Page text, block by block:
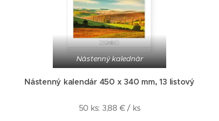
Nástenný kalednár
Nástenný kalendár 450 x 340 mm, 13 listový
50 ks: 3,88 € / ks